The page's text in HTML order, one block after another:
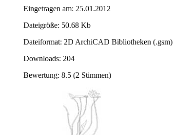
Eingetragen am: 25.01.2012
Dateigröße: 50.68 Kb
Dateiformat: 2D ArchiCAD Bibliotheken (.gsm)
Downloads: 204
Bewertung: 8.5 (2 Stimmen)